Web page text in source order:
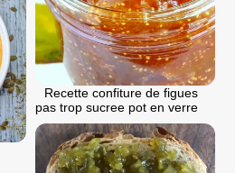
Recette confiture de figues
pas trop sucree pot en verre